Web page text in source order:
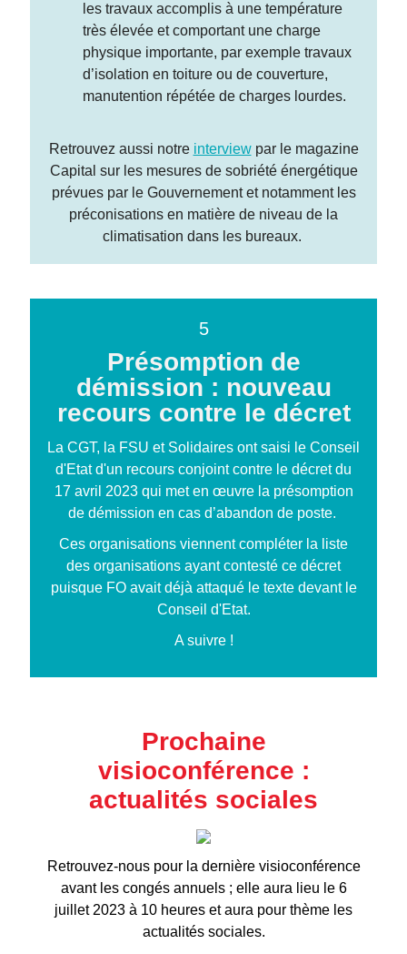
les travaux accomplis à une température
très élevée et comportant une charge
physique importante, par exemple travaux
d’isolation en toiture ou de couverture,
manutention répétée de charges lourdes.
Retrouvez aussi notre interviewpar le magazine
Capital sur les mesures de sobriété énergétique
prévues par le Gouvernement et notamment les
préconisations en matière de niveau de la
climatisation dans les bureaux.
5
Présomption de
démission : nouveau
recours contre le décret
La CGT, la FSU et Solidaires ont saisi le Conseil
d'Etat d'un recours conjoint contre le décret du
17 avril 2023 qui met en œuvre la présomption
de démission en cas d’abandon de poste.
Ces organisations viennent compléter la liste
des organisations ayant contesté ce décret
puisque FO avait déjà attaqué le texte devant le
Conseil d'Etat.
A suivre !
Prochaine
visioconférence :
actualités sociales
Retrouvez-nous pour la dernière visioconférence
avant les congés annuels ; elle aura lieu le 6
juillet 2023 à 10 heures et aura pour thème les
actualités sociales.